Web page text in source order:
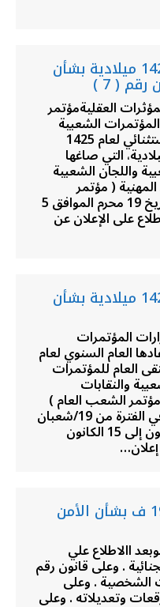
قانون رقم ( 19 ) لسنة 1425 ميلادية بشأن
( 7 )
العقليةمؤتمر
الشعبية
الأساسية في دور انعقادها الاستثنائي لعام 1425
بتاريخ 8 الطير 1425 ميلادية، التي صاغها
واللجان الشعبية
( مؤتمر
الشعب العام) في اجتماعه بتاريخ 19 محرم الموافق 5
الاطلاع على الإعلان عن
قانون رقم ( 22 ) لسنة 1428 ميلادية بشأن
المؤتمرات
العام السنوي لعام
العام للمؤتمرات
والنقابات
مؤتمر الشعب العام )
في دور انعقاده العام السنوي في الفترة من 19/شعبان
إلى 26 شعبان الموافق 8/الكانون إلى 15 الكانون
قانون رقم (10) لسنة 1992 ف بشأن الأمن
االاطلاع علي
. وعلى قانون رقم
الشخصية . وعلى
وتعديلاته . وعلى